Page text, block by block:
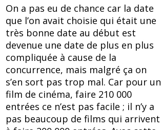
On a pas eu de chance car la date
que l’on avait choisie qui était une
très bonne date au début est
devenue une date de plus en plus
compliquée à cause de la
concurrence, mais malgré ça on
s’en sort pas trop mal. Car pour un
film de cinéma, faire 210 000
entrées ce n’est pas facile ; il n’y a
pas beaucoup de films qui arrivent